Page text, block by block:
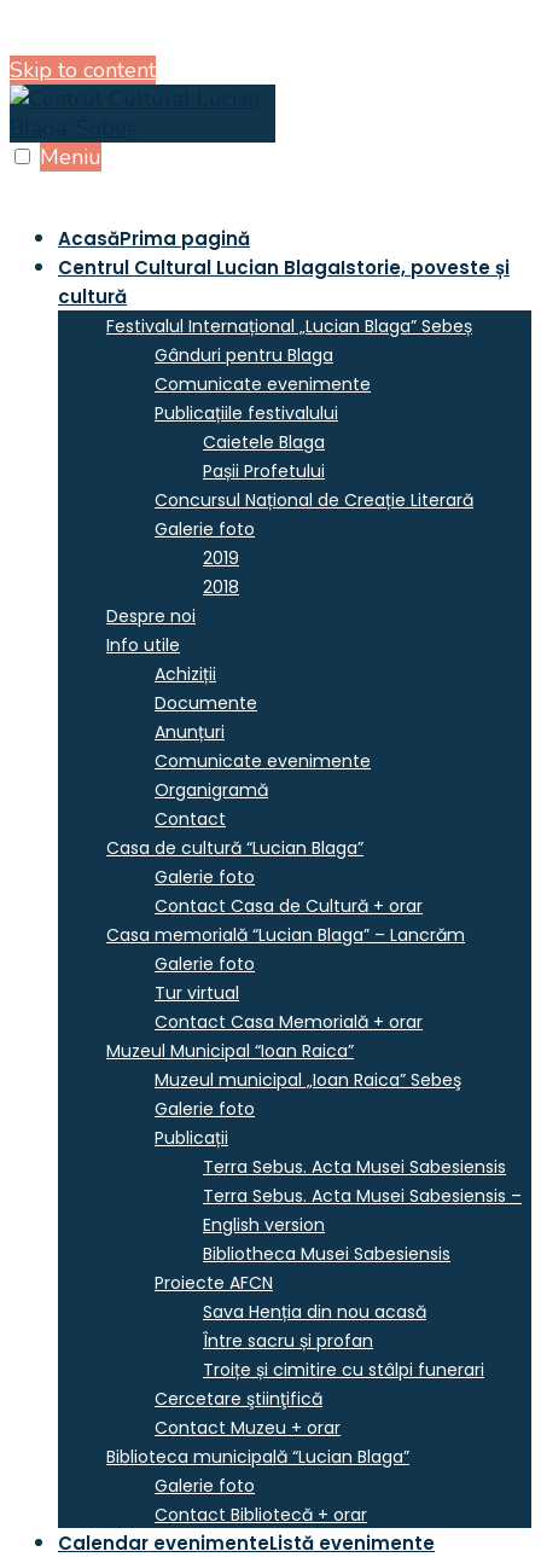
Skip to content
Meniu
AcasăPrima pagină
Centrul Cultural Lucian BlagaIstorie, poveste și
cultură
Festivalul Internațional „Lucian Blaga” Sebeș
Gânduri pentru Blaga
Comunicate evenimente
Publicațiile festivalului
Caietele Blaga
Pașii Profetului
Concursul Național de Creație Literară
Galerie foto
2019
2018
Despre noi
Info utile
Achiziții
Documente
Anunțuri
Comunicate evenimente
Organigramă
Contact
Casa de cultură “Lucian Blaga”
Galerie foto
Contact Casa de Cultură + orar
Casa memorială “Lucian Blaga” – Lancrăm
Galerie foto
Tur virtual
Contact Casa Memorială + orar
Muzeul Municipal “Ioan Raica”
Muzeul municipal „Ioan Raica” Sebeş
Galerie foto
Publicații
Terra Sebus. Acta Musei Sabesiensis
Terra Sebus. Acta Musei Sabesiensis –
English version
Bibliotheca Musei Sabesiensis
Proiecte AFCN
Sava Henția din nou acasă
Între sacru și profan
Troițe și cimitire cu stâlpi funerari
Cercetare ştiinţifică
Contact Muzeu + orar
Biblioteca municipală “Lucian Blaga”
Galerie foto
Contact Bibliotecă + orar
Calendar evenimenteListă evenimente